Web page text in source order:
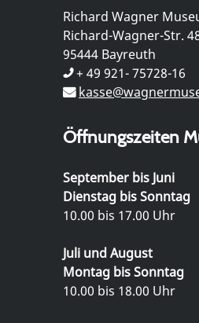
Richard Wagner
Richard-Wagner-Str.
95444 Bayreuth
+ 49 921- 75728-16
Öffnungszeiten
September bis Juni
Dienstag bis Sonntag
10.00 bis 17.00 Uhr
Juli und August
Montag bis Sonntag
10.00 bis 18.00 Uhr